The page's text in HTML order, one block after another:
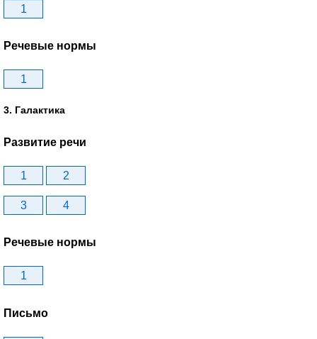
1
Речевые нормы
1
3. Галактика
Развитие речи
1 2
3 4
Речевые нормы
1
Письмо